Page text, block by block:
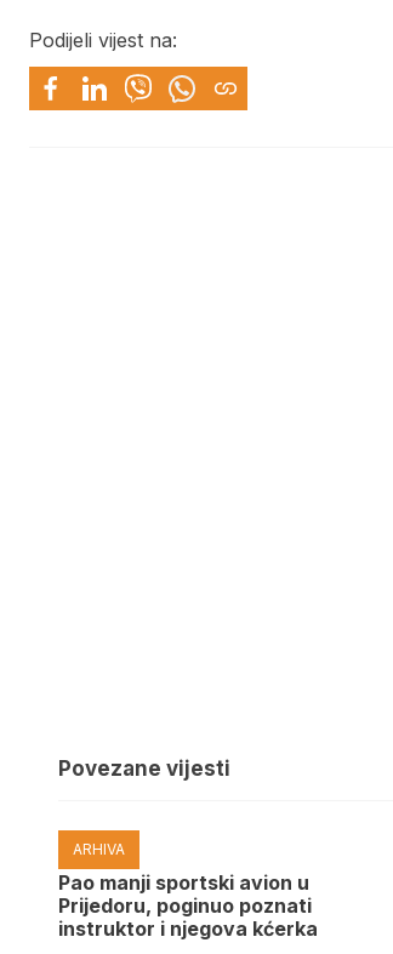
Podijeli vijest na:
Povezane vijesti
ARHIVA
Pao manji sportski avion u
Prijedoru, poginuo poznati
instruktor i njegova kćerka